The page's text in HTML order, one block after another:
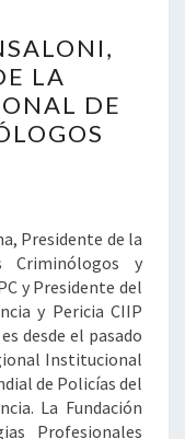
LA
DE
Presidente de la
Criminólogos y
y Presidente del
y Pericia CIIP
desde el pasado
Institucional
de Policías del
La Fundación
Profesionales